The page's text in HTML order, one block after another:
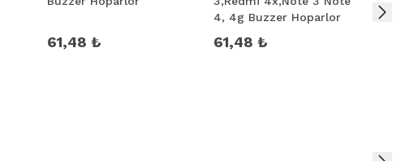
61,48 ₺
4, 4g Buzzer Hoparlor
61,48 ₺